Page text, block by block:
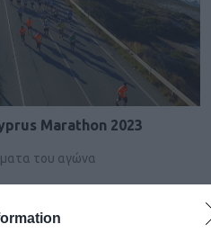
Marathon 2023
του αγώνα